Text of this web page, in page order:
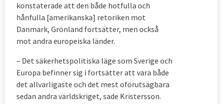
konstaterade att den både hotfulla och
hånfulla [amerikanska] retoriken mot
Danmark, Grönland fortsätter, men också
mot andra europeiska länder.
– Det säkerhetspolitiska läge som Sverige och
Europa befinner sig i fortsätter att vara både
det allvarligaste och det mest oförutsägbara
sedan andra världskriget, sade Kristersson.